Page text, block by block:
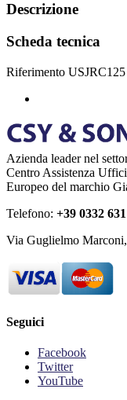
Descrizione
Scheda tecnica
Riferimento USJRC125
Azienda leader nel
Centro Assistenza
Europeo del marchio
Telefono: +39 0332
Via Guglielmo
Seguici
Facebook
Twitter
YouTube